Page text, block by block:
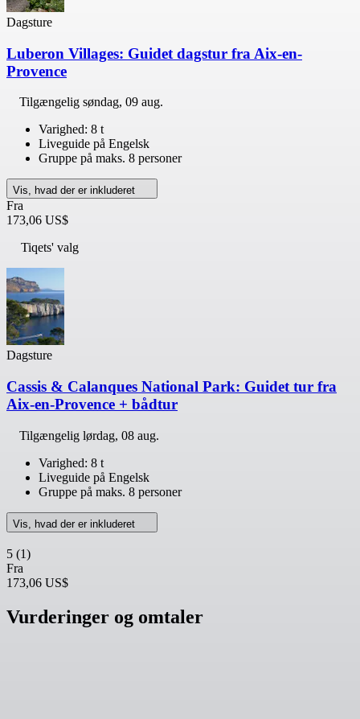
Dagsture
Luberon Villages: Guidet dagstur fra Aix-en-
Provence
Tilgængelig søndag, 09 aug.
Varighed: 8 t
Liveguide på Engelsk
Gruppe på maks. 8 personer
Vis, hvad der er inkluderet
Fra
173,06 US$
Tiqets' valg
Dagsture
Cassis & Calanques National Park: Guidet tur fra
Aix-en-Provence + bådtur
Tilgængelig lørdag, 08 aug.
Varighed: 8 t
Liveguide på Engelsk
Gruppe på maks. 8 personer
Vis, hvad der er inkluderet
5 (1)
Fra
173,06 US$
Vurderinger og omtaler